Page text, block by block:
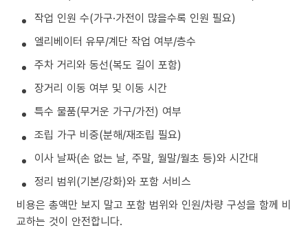
작업 인원 수(가구·가전이 많을수록 인원 필요)
엘리베이터 유무/계단 작업 여부/층수
주차 거리와 동선(복도 길이 포함)
장거리 이동 여부 및 이동 시간
특수 물품(무거운 가구/가전) 여부
조립 가구 비중(분해/재조립 필요)
이사 날짜(손 없는 날, 주말, 월말/월초 등)와 시간대
정리 범위(기본/강화)와 포함 서비스
비용은 총액만 보지 말고 포함 범위와 인원/차량 구성을 함께 비
교하는 것이 안전합니다.